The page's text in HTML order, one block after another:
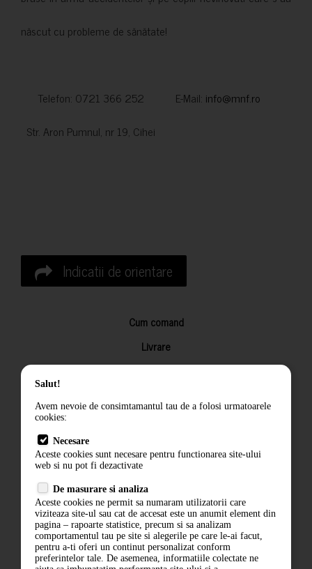
născut cu probleme de sănătate!
Telefon: 0721 366 252 E-Mail: info@mnf.ro
Str. Aron Pumnul, nr 19, Cihei
Indicatii de orientare
Cum comand
Livrare
Returnarea produselor
Termeni si conditii
Politica de confidentialitate
ANPC
Salut!
Avem nevoie de consimtamantul tau de a folosi urmatoarele
cookies:
Necesare
Aceste cookies sunt necesare pentru functionarea site-ului
web si nu pot fi dezactivate
De masurare si analiza
Aceste cookies ne permit sa numaram utilizatorii care
viziteaza site-ul sau cat de accesat este un anumit element din
pagina – rapoarte statistice, precum si sa analizam
comportamentul tau pe site si alegerile pe care le-ai facut,
pentru a-ti oferi un continut personalizat conform
preferintelor tale. De asemenea, informatiile colectate ne